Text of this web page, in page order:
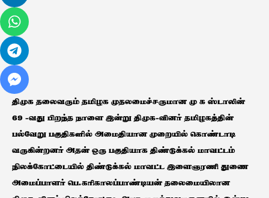
திமுக தலைவரும் தமிழக முதலமைச்சருமான மு க ஸ்டாலின்
69 -வது பிறந்த நாளை இன்று திமுக-வினர் தமிழகத்தின்
பல்வேறு பகுதிகளில் அமைதியான முறையில் கொண்டாடி
வருகின்றனர் அதன் ஒரு பகுதியாக திண்டுக்கல் மாவட்டம்
நிலக்கோட்டையில் திண்டுக்கல் மாவட்ட இளைஞரணி துணை
அமைப்பாளர் பெ.கரிகாலப்பாண்டியன் தலைமையிலான